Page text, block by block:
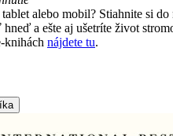
alebo mobil? Stiahnite si
a ešte aj ušetríte život
knihách nájdete tu.